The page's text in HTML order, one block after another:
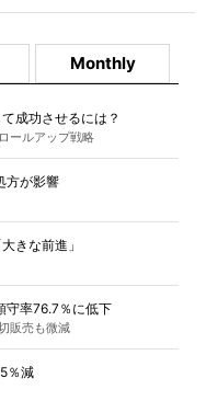
Monthly
成功させるには？
ールアップ戦略
方が影響
きな前進」
守率76.7％に低下
販売も微減
％減